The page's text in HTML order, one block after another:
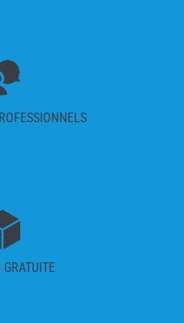
GRATUITE